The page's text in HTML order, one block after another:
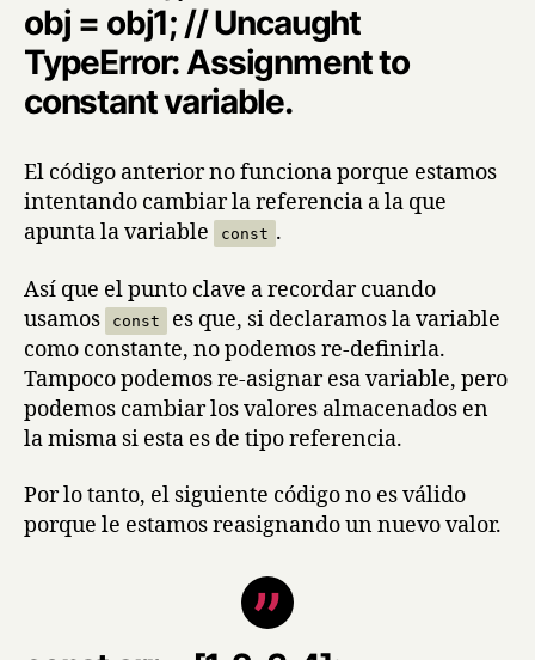
obj = obj1; // Uncaught
TypeError: Assignment to
constant variable.
El código anterior no funciona porque estamos
intentando cambiar la referencia a la que
apunta la variable
const .
Así que el punto clave a recordar cuando
usamos
const
es que, si declaramos la variable
como constante, no podemos re-definirla.
Tampoco podemos re-asignar esa variable, pero
podemos cambiar los valores almacenados en
la misma si esta es de tipo referencia.
Por lo tanto, el siguiente código no es válido
porque le estamos reasignando un nuevo valor.